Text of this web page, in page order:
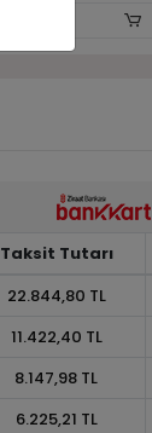
Taksit Tutarı
22.844,80 TL
11.422,40 TL
8.147,98 TL
6.225,21 TL